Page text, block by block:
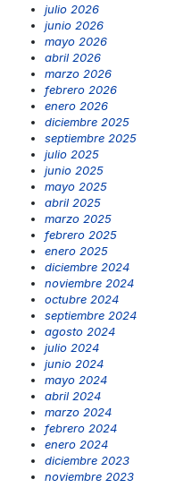
julio 2026
junio 2026
mayo 2026
abril 2026
marzo 2026
febrero 2026
enero 2026
diciembre 2025
septiembre 2025
julio 2025
junio 2025
mayo 2025
abril 2025
marzo 2025
febrero 2025
enero 2025
diciembre 2024
noviembre 2024
octubre 2024
septiembre 2024
agosto 2024
julio 2024
junio 2024
mayo 2024
abril 2024
marzo 2024
febrero 2024
enero 2024
diciembre 2023
noviembre 2023